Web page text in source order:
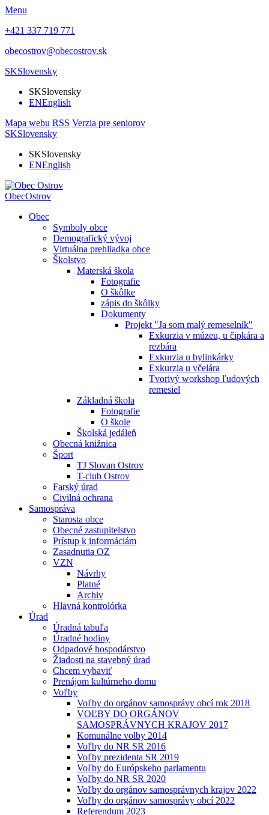
Menu
+421 337 719 771
obecostrov@obecostrov.sk
SKSlovensky
SKSlovensky
ENEnglish
Mapa webu RSS Verzia pre seniorov
SKSlovensky
SKSlovensky
ENEnglish
ObecOstrov
Obec
Symboly obce
Demografický vývoj
Virtuálna prehliadka obce
Školstvo
Materská škola
Fotografie
O škôlke
zápis do škôlky
Dokumenty
Projekt "Ja som malý remeselník"
Exkurzia v múzeu, u čipkára a
rezbára
Exkurzia u bylinkárky
Exkurzia u včelára
Tvorivý workshop ľudových
remesiel
Základná škola
Fotografie
O škole
Školská jedáleň
Obecná knižnica
Šport
TJ Slovan Ostrov
T-club Ostrov
Farský úrad
Civilná ochrana
Samospráva
Starosta obce
Obecné zastupitelstvo
Prístup k informáciám
Zasadnutia OZ
VZN
Návrhy
Platné
Archiv
Hlavná kontrolórka
Úrad
Úradná tabuľa
Úradné hodiny
Odpadové hospodárstvo
Žiadosti na stavebný úrad
Chcem vybaviť
Prenájom kultúrneho domu
Voľby
Voľby do orgánov samosprávy obcí rok 2018
VOĽBY DO ORGÁNOV
SAMOSPRÁVNYCH KRAJOV 2017
Komunálne volby 2014
Voľby do NR SR 2016
Voľby prezidenta SR 2019
Voľby do Európskeho parlamentu
Voľby do NR SR 2020
Voľby do orgánov samosprávnych krajov 2022
Voľby do orgánov samosprávy obcí 2022
Referendum 2023